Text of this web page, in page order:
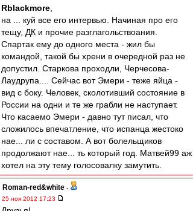
Rblackmore
на ... куй все его интервью. Начиная про его
тещу, ДК и прочие разглагольствоания.
Спартак ему до одного места - жил бы
командой, такой бы хрени в очередной раз не
допустил. Старкова проходли, Черчесова-
Лаудрупа.... Сейчас вот Эмери - теже яйца -
вид с боку. Человек, сколотивший состояние в
России на одни и те же грабли не наступает.
Что касаемо Эмери - давно тут писал, что
сложилось впечатление, что испанца жестоко
нае... ли с составом. А вот болельщиков
продолжают нае... ть который год. Матвей99 аж
хотел на эту тему голосовалку замутить.
Roman-red&white -
25 ноя 2012 17:23